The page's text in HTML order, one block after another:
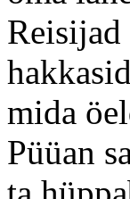
mida
Püüan